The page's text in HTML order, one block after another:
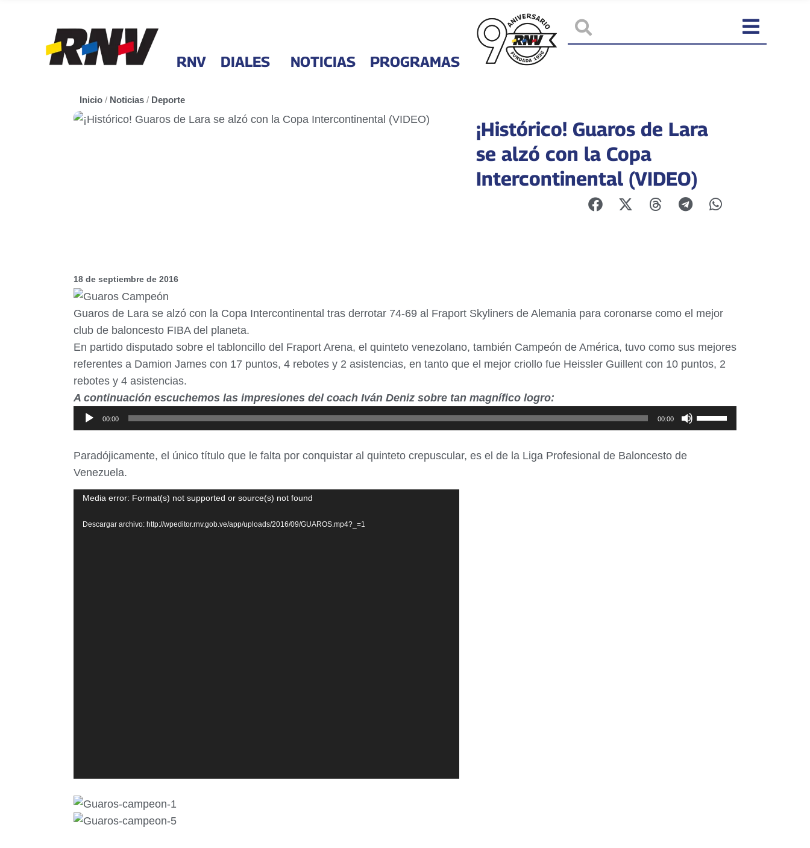
RNV DIALES NOTICIAS PROGRAMAS
Inicio / Noticias / Deporte
¡Histórico! Guaros de Lara
se alzó con la Copa
Intercontinental (VIDEO)
18 de septiembre de 2016
Guaros de Lara se alzó con la Copa Intercontinental tras derrotar 74-69 al Fraport Skyliners de Alemania para coronarse como el mejor
club de baloncesto FIBA del planeta.
En partido disputado sobre el tabloncillo del Fraport Arena, el quinteto venezolano, también Campeón de América, tuvo como sus mejores
referentes a Damion James con 17 puntos, 4 rebotes y 2 asistencias, en tanto que el mejor criollo fue Heissler Guillent con 10 puntos, 2
rebotes y 4 asistencias.
A continuación escuchemos las impresiones del coach Iván Deniz sobre tan magnífico logro:
Reproductor
de
00:00 00:00
Utiliza
las
Paradójicamente, el único título que le falta por conquistar al quinteto crepuscular, es el de la Liga Profesional de Baloncesto de
Venezuela.
Reproductor
Media error: Format(s) not supported or source(s) not found
Descargar archivo: http://wpeditor.rnv.gob.ve/app/uploads/2016/09/GUAROS.mp4?_=1